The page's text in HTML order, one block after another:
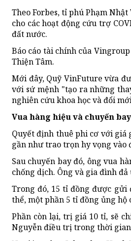
Theo Forbes, tỉ phú Phạm
cho các hoạt động cứu trợ
đất nước.
Báo cáo tài chính của
Thiện Tâm.
Mới đây, Quỹ VinFuture vừa
với sứ mệnh "tạo ra những
nghiên cứu khoa học và đổi
Vua hàng hiệu và chuyến
Quyết định thuê phi cơ với giá
gần như trao trọn hy vọng vào
Sau chuyến bay đó, ông vua
chống dịch. Ông và gia đình
Trong đó, 15 tỉ đồng được gửi
thể, một phần 5 tỉ đồng ủng hộ
Phần còn lại, trị giá 10 tỉ, sẽ
Nguyễn điều trị trong thời